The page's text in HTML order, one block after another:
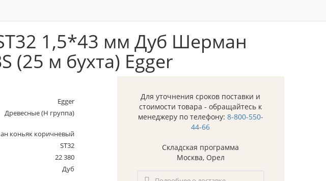
1,5*43 мм Дуб Шерман
(25 м бухта) Egger
Egger
Древесные (Н группа)
коньяк коричневый
ST32
22 380
Дуб
Для уточнения сроков поставки и
стоимости товара - обращайтесь к
менеджеру по телефону: 8-800-550-
44-66
Складская программа
Москва, Орел